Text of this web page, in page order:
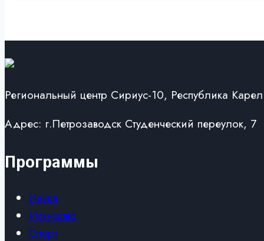
Региональный центр Сириус-10, Республика
Адрес: г.Петрозаводск Студенческий переулок, 7
Программы
Наука
Искусство
Спорт